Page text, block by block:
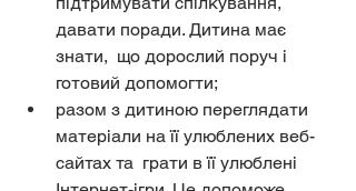
давати поради. Дитина має
знати,  що дорослий поруч і
готовий допомогти;
разом з дитиною переглядати
матеріали на її улюблених веб-
сайтах та  грати в її улюблені